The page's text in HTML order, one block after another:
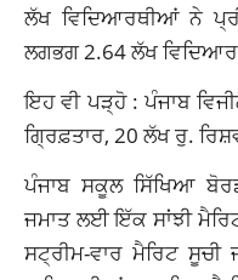
ਲੱਖ ਵਿਦਿਆਰਥੀਆਂ ਨੇ
ਲਗਭਗ 2.64 ਲੱਖ
ਇਹ ਵੀ ਪੜ੍ਹੋ :ਪੰਜਾਬ
ਗ੍ਰਿਫ਼ਤਾਰ, 20 ਲੱਖ ਰੁ.
ਪੰਜਾਬ ਸਕੂਲ ਸਿੱਖਿਆ
ਜਮਾਤ ਲਈ ਇੱਕ ਸਾਂਝੀ
ਸਟ੍ਰੀਮ-ਵਾਰ ਮੈਰਿਟ ਸੂਚੀ